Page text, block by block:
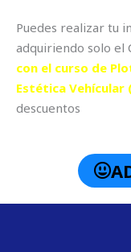
Puedes realizar tu
adquiriendo solo el
con el curso de
Estética Vehícular
descuentos